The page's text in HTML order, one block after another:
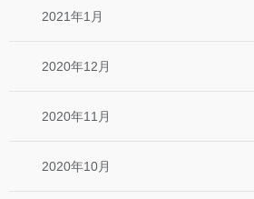
2021年1月
2020年12月
2020年11月
2020年10月